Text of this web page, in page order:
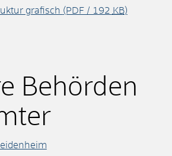
grafisch (PDF / 192 KB)
Behörden